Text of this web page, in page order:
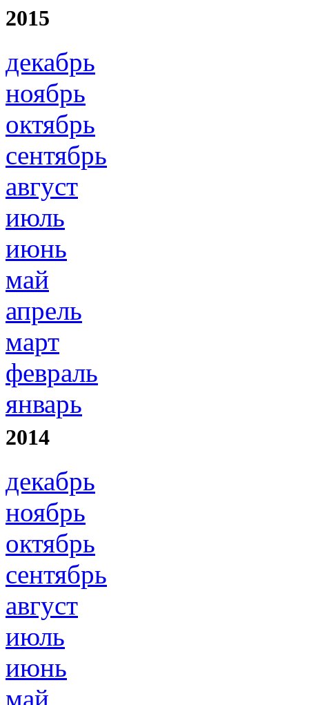
2015
декабрь
ноябрь
октябрь
сентябрь
август
июль
июнь
май
апрель
март
февраль
январь
2014
декабрь
ноябрь
октябрь
сентябрь
август
июль
июнь
май